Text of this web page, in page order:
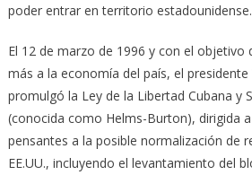
poder entrar en territorio estadounidense.
El 12 de marzo de 1996 y con el objetivo
más a la economía del país, el presidente
promulgó la Ley de la Libertad Cubana y
(conocida como Helms-Burton), dirigida
pensantes a la posible normalización de
EE.UU., incluyendo el levantamiento del